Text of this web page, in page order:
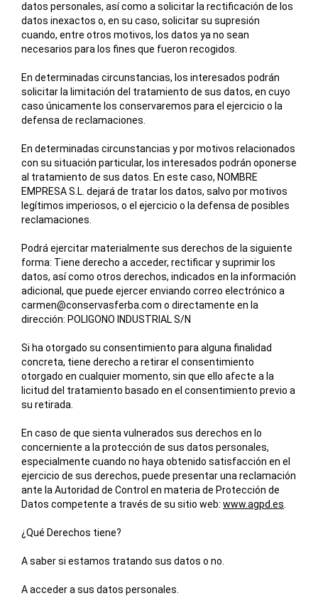
datos personales, así como a solicitar la rectificación de los
datos inexactos o, en su caso, solicitar su supresión
cuando, entre otros motivos, los datos ya no sean
necesarios para los fines que fueron recogidos.
En determinadas circunstancias, los interesados podrán
solicitar la limitación del tratamiento de sus datos, en cuyo
caso únicamente los conservaremos para el ejercicio o la
defensa de reclamaciones.
En determinadas circunstancias y por motivos relacionados
con su situación particular, los interesados podrán oponerse
al tratamiento de sus datos. En este caso, NOMBRE
EMPRESA S.L. dejará de tratar los datos, salvo por motivos
legítimos imperiosos, o el ejercicio o la defensa de posibles
reclamaciones.
Podrá ejercitar materialmente sus derechos de la siguiente
forma: Tiene derecho a acceder, rectificar y suprimir los
datos, así como otros derechos, indicados en la información
adicional, que puede ejercer enviando correo electrónico a
carmen@conservasferba.com o directamente en la
dirección: POLIGONO INDUSTRIAL S/N
Si ha otorgado su consentimiento para alguna finalidad
concreta, tiene derecho a retirar el consentimiento
otorgado en cualquier momento, sin que ello afecte a la
licitud del tratamiento basado en el consentimiento previo a
su retirada.
En caso de que sienta vulnerados sus derechos en lo
concerniente a la protección de sus datos personales,
especialmente cuando no haya obtenido satisfacción en el
ejercicio de sus derechos, puede presentar una reclamación
ante la Autoridad de Control en materia de Protección de
Datos competente a través de su sitio web: www.agpd.es
¿Qué Derechos tiene?
A saber si estamos tratando sus datos o no.
A acceder a sus datos personales.